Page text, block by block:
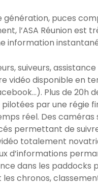
génération, puces
l’ASA Réunion est
information
suiveurs,
vidéo disponible en
Plus de 20h
par une régie
réel. Des
permettant de
totalement
d’informations
dans les paddocks
chronos,